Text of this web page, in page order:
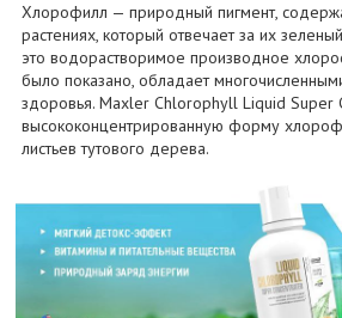
Хлорофилл — природный пигмент,
растениях, который отвечает за их
это водорастворимое производное
было показано, обладает
здоровья. Maxler Chlorophyll Liquid Super
высококонцентрированную форму
листьев тутового дерева.